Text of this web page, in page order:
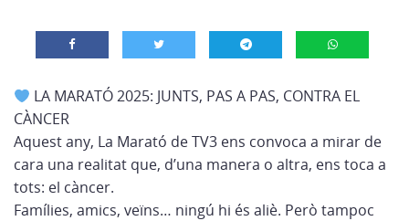
LA MARATÓ 2025: JUNTS, PAS A PAS, CONTRA EL
CÀNCER
Aquest any, La Marató de TV3 ens convoca a mirar de
cara una realitat que, d’una manera o altra, ens toca a
tots: el càncer.
Famílies, amics, veïns… ningú hi és aliè. Però tampoc